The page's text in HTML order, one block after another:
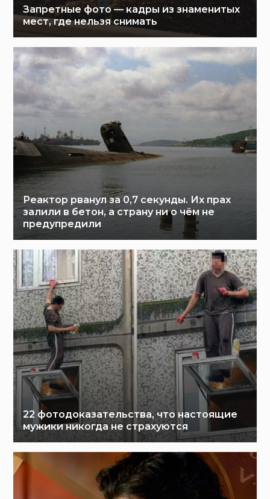
Запретные фото — кадры из знаменитых
мест, где нельзя снимать
Реактор рванул за 0,7 секунды. Их прах
залили в бетон, а страну ни о чём не
предупредили
22 фотодоказательства, что настоящие
мужики никогда не страхуются